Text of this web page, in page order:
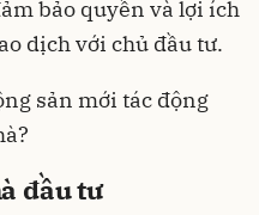
bảo quyền và lợi ích
dịch với chủ đầu tư.
sản mới tác động
đầu tư